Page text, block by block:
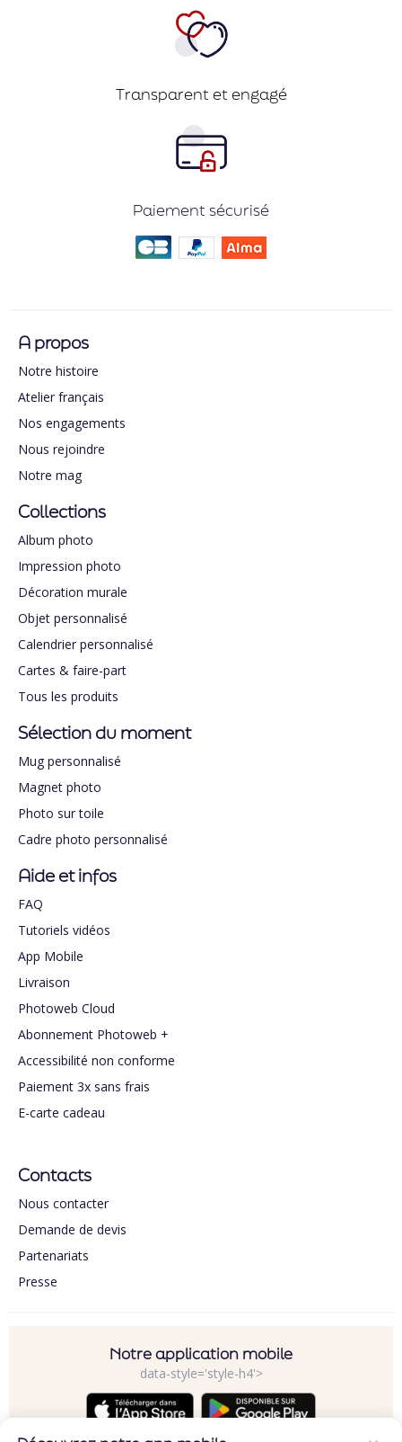
Transparent et engagé
Paiement sécurisé
A propos
Notre histoire
Atelier français
Nos engagements
Nous rejoindre
Notre mag
Collections
Album photo
Impression photo
Décoration murale
Objet personnalisé
Calendrier personnalisé
Cartes & faire-part
Tous les produits
Sélection du moment
Mug personnalisé
Magnet photo
Photo sur toile
Cadre photo personnalisé
Aide et infos
FAQ
Tutoriels vidéos
App Mobile
Livraison
Photoweb Cloud
Abonnement Photoweb +
Accessibilité non conforme
Paiement 3x sans frais
E-carte cadeau
Contacts
Nous contacter
Demande de devis
Partenariats
Presse
Notre application mobile
data-style='style-h4'>